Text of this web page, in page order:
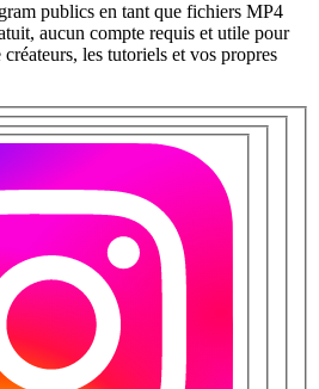
publics en tant que fichiers MP4
aucun compte requis et utile pour
les tutoriels et vos propres